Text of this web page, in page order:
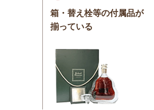
箱・替え栓等の付属品が
揃っている